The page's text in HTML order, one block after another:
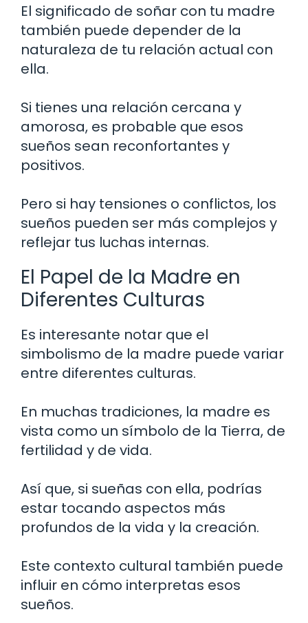
El significado de soñar con tu madre
también puede depender de la
naturaleza de tu relación actual con
ella.
Si tienes una relación cercana y
amorosa, es probable que esos
sueños sean reconfortantes y
positivos.
Pero si hay tensiones o conflictos, los
sueños pueden ser más complejos y
reflejar tus luchas internas.
El Papel de la Madre en
Diferentes Culturas
Es interesante notar que el
simbolismo de la madre puede variar
entre diferentes culturas.
En muchas tradiciones, la madre es
vista como un símbolo de la Tierra, de
fertilidad y de vida.
Así que, si sueñas con ella, podrías
estar tocando aspectos más
profundos de la vida y la creación.
Este contexto cultural también puede
influir en cómo interpretas esos
sueños.